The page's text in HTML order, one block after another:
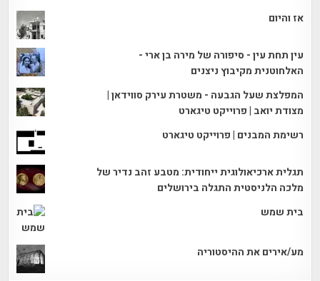
אז והיום
עין תחת עין - סיפורה של מירה בן ארי -
האלחוטנית מקיבוץ ניצנים
המפלצת שעל הגבעה - משטרת עירק סווידאן |
מצודת יואב | פרוייקט טיגארט
רשימת המבנים | פרוייקט טיגארט
תגלית ארכיאולוגית ייחודית: מטבע זהב נדיר של
מלכה הלניסטית התגלה בירושלים
בית שמש
מע/אירים את ההיסטוריה